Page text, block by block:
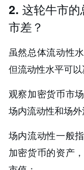
2. 这轮牛市
市差？
虽然总体流动性
但流动性水平可
观察加密货币市
场内流动性和场
场内流动性一般
加密货币的资产